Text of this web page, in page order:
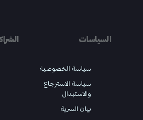
السياسات
سياسة الخصوصية
سياسة الاسترجاع
والاستبدال
بيان السرية